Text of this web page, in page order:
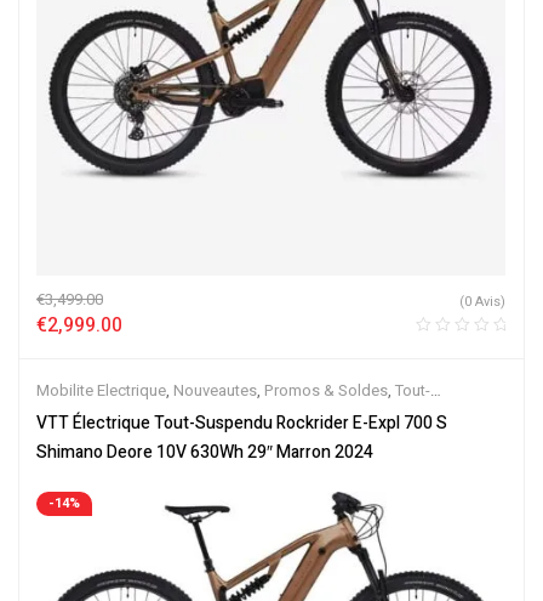
€3,499.00
€2,999.00
(0 Avis)
Mobilite Electrique, Nouveautes, Promos & Soldes, Tout-
Suspendus,Vélo électrique ville,Velos Electriques,VTT Électriques
VTT Électrique Tout-Suspendu Rockrider E-Expl 700 S
Shimano Deore 10V 630Wh 29″ Marron 2024
-14%